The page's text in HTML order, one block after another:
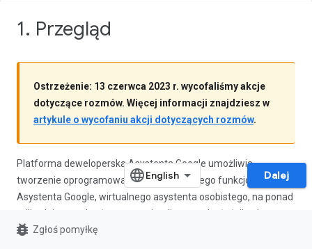
1. Przegląd
Ostrzeżenie: 13 czerwca 2023 r. wycofaliśmy akcje
dotyczące rozmów. Więcej informacji znajdziesz w
artykule o wycofaniu akcji dotyczących rozmów.
Platforma deweloperska Asystenta Google umożliwia
tworzenie oprogramowania rozszerzającego funkcjonalność
Asystenta Google, wirtualnego asystenta osobistego, na ponad
miliardzie urządzeń, w tym na inteligentnych głośnikach,
telefonach, samochodach, telewizorach, słuchawkach i innych.
Dalej
bug_report Zgłoś pomyłkę